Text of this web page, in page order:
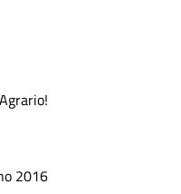
2016